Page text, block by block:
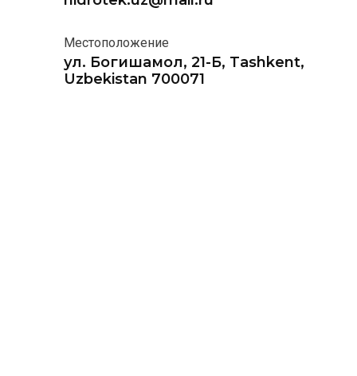
Местоположение
ул. Богишамол, 21-Б, Tashkent,
Uzbekistan 700071